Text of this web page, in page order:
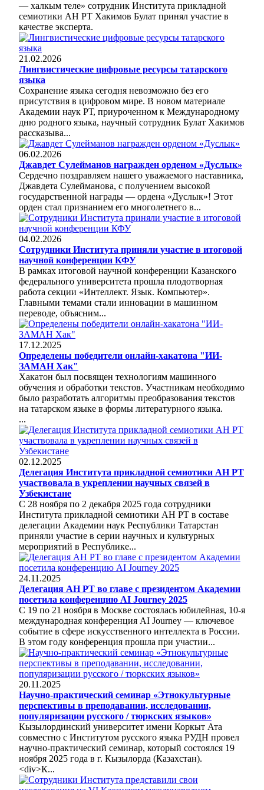
— халкым теле» сотрудник Института прикладной
семиотики АН РТ Хакимов Булат принял участие в
качестве эксперта.
21.02.2026
Лингвистические цифровые ресурсы татарского
языка
Сохранение языка сегодня невозможно без его
присутствия в цифровом мире. В новом материале
Академии наук РТ, приуроченном к Международному
дню родного языка, научный сотрудник Булат Хакимов
рассказыва...
06.02.2026
Джавдет Сулейманов награжден орденом «Дуслык»
Сердечно поздравляем нашего уважаемого наставника,
Джавдета Сулейманова, с получением высокой
государственной награды — ордена «Дуслык»! Этот
орден стал признанием его многолетнего в...
04.02.2026
Сотрудники Института приняли участие в итоговой
научной конференции КФУ
В рамках итоговой научной конференции Казанского
федерального университета прошла плодотворная
работа секции «Интеллект. Язык. Компьютер».
Главными темами стали инновации в машинном
переводе, объясним...
17.12.2025
Определены победители онлайн-хакатона "ИИ-
ЗАМАН Хак"
Хакатон был посвящен технологиям машинного
обучения и обработки текстов. Участникам необходимо
было разработать алгоритмы преобразования текстов
на татарском языке в формы литературного языка.
...
02.12.2025
Делегация Института прикладной семиотики АН РТ
участвовала в укреплении научных связей в
Узбекистане
С 28 ноября по 2 декабря 2025 года сотрудники
Института прикладной семиотики АН РТ в составе
делегации Академии наук Республики Татарстан
приняли участие в серии научных и культурных
мероприятий в Республике...
24.11.2025
Делегация АН РТ во главе с президентом Академии
посетила конференцию AI Journey 2025
С 19 по 21 ноября в Москве состоялась юбилейная, 10-я
международная конференция AI Journey — ключевое
событие в сфере искусственного интеллекта в России.
В этом году конференция прошла при участии...
20.11.2025
Научно-практический семинар «Этнокультурные
перспективы в преподавании, исследовании,
популяризации русского / тюркских языков»
Кызылординский университет имени Коркыт Ата
совместно с Институтом русского языка РУДН провел
научно-практический семинар, который состоялся 19
ноября 2025 года в г. Кызылорда (Казахстан).
<div>К...